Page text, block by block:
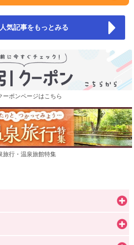
気記事をもっとみる
ーポンページはこちら
旅行・温泉旅館特集